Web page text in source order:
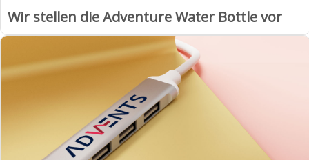
Wir stellen die Adventure Water Bottle vor